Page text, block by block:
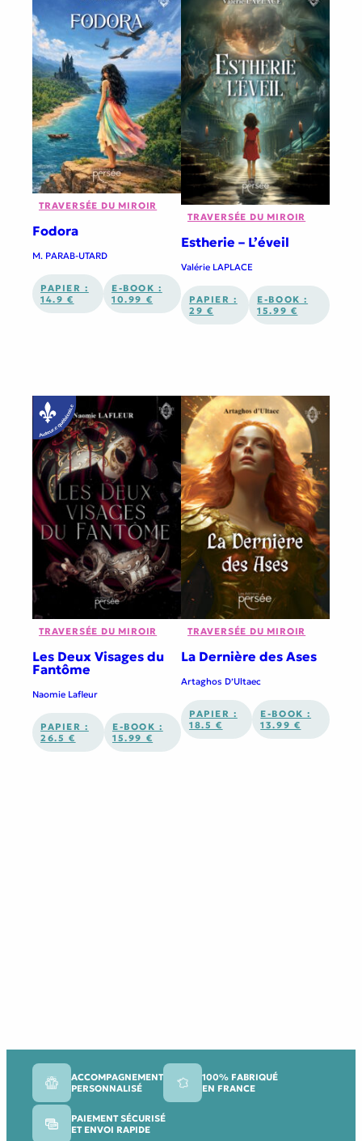
TRAVERSÉE DU MIROIR
Fodora
M. PARAB-UTARD
PAPIER :
14.9 €
E-BOOK :
10.99 €
TRAVERSÉE DU MIROIR
Estherie – L’éveil
Valérie LAPLACE
PAPIER :
29 €
E-BOOK :
15.99 €
TRAVERSÉE DU MIROIR
Les Deux Visages du
Fantôme
Naomie Lafleur
PAPIER :
26.5 €
E-BOOK :
15.99 €
TRAVERSÉE DU MIROIR
La Dernière des Ases
Artaghos D’Ultaec
PAPIER :
18.5 €
E-BOOK :
13.99 €
ACCOMPAGNEMENT
PERSONNALISÉ
100% FABRIQUÉ
EN FRANCE
PAIEMENT SÉCURISÉ
ET ENVOI RAPIDE